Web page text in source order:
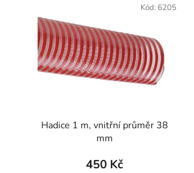
Hadice 1 m, vnitřní průměr 38
mm
450 Kč
Kód: 6205